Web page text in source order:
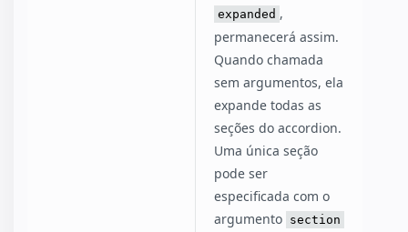
expanded ,
permanecerá assim.
Quando chamada
sem argumentos, ela
expande todas as
seções do accordion.
Uma única seção
pode ser
especificada com o
argumento section